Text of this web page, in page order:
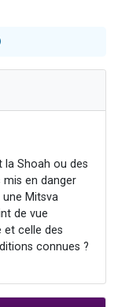
en groupe sur Zoom
Torah-Box Music
6 personnes viennent de nous rejoindre sur WhatsApp
la Shoah ou des
en danger
Mitsva
de vue
et celle des
connues ?